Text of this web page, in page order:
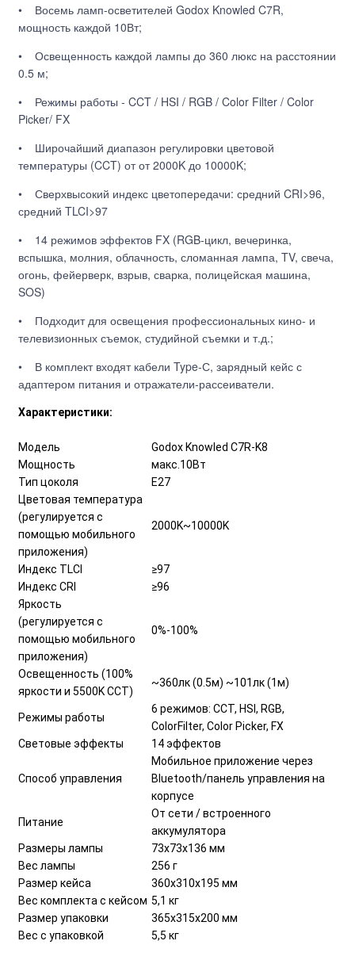
• Восемь ламп-осветителей Godox Knowled C7R,
мощность каждой 10Вт;
• Освещенность каждой лампы до 360 люкс на расстоянии
0.5 м;
• Режимы работы - CCT / HSI / RGB / Color Filter / Color
Picker/ FX
• Широчайший диапазон регулировки цветовой
температуры (CCT) от от 2000K до 10000K;
• Сверхвысокий индекс цветопередачи: средний CRI>96,
средний TLCI>97
• 14 режимов эффектов FX (RGB-цикл, вечеринка,
вспышка, молния, облачность, сломанная лампа, TV, свеча,
огонь, фейерверк, взрыв, сварка, полицейская машина,
SOS)
• Подходит для освещения профессиональных кино- и
телевизионных съемок, студийной съемки и т.д.;
• В комплект входят кабели Type-С, зарядный кейс с
адаптером питания и отражатели-рассеиватели.
Характеристики:
Модель
Godox Knowled C7R-K8
Мощность
макс.10Вт
Тип цоколя
E27
Цветовая температура
(регулируется с
помощью мобильного
приложения)
2000K~10000K
Индекс TLCI
≥97
Индекс CRI
≥96
Яркость
(регулируется с
помощью мобильного
приложения)
0%-100%
Освещенность (100%
яркости и 5500K CCT)
~360лк (0.5м) ~101лк (1м)
Режимы работы
6 режимов: CCT, HSI, RGB,
ColorFilter, Color Picker, FX
Световые эффекты
14 эффектов
Способ управления
Мобильное приложение через
Bluetooth/панель управления на
корпусе
Питание
От сети / встроенного
аккумулятора
Размеры лампы
73x73x136 мм
Вес лампы
256 г
Размер кейса
360х310х195 мм
Вес комплекта с кейсом 5,1 кг
Размер упаковки
365х315х200 мм
Вес с упаковкой
5,5 кг